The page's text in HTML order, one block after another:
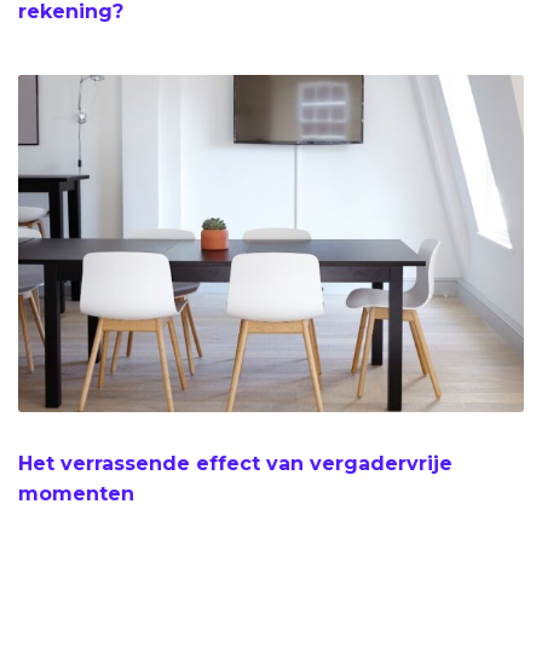
rekening?
Het verrassende effect van vergadervrije
momenten